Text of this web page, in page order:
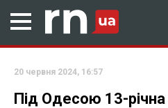
20 червня 2024, 16:57
Під Одесою 13-річна